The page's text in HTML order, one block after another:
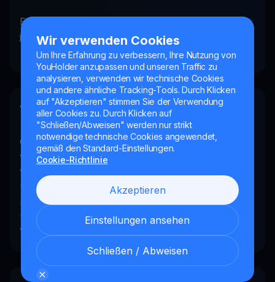
Wir verwenden Cookies
Um Ihre Erfahrung zu verbessern, Ihre Nutzung von
YouHolder anzupassen und unseren Traffic zu
analysieren, verwenden wir technische Cookies
und andere ähnliche Tracking-Tools. Durch Klicken
auf "Akzeptieren" stimmen Sie der Verwendung
aller Cookies zu. Durch Klicken auf
"Schließen/Abweisen" werden nur strikt
notwendige technische Cookies angewendet,
gemäß den Standard-Einstellungen.
Cookie-Richtlinie
Akzeptieren
Einstellungen ansehen
Schließen / Abweisen
Es gibt keine Mindesteinzahlung. Sie können für
jeden Kryptobetrag Zinsen erhalten. Mehr Assets
= mehr Zinsen.
Wie oft ändern sich die Zinssätze?
Obwohl die Zinssätze von Zeit zu Zeit aufgrund
von Marktschwankungen angepasst werden, sind
wir bestrebt, branchenführende Zinssätze für
unsere Nutzer beizubehalten, damit diese ein
passives Einkommen erzielen können. Wir
überprüfen die Konditionen regelmäßig, um
wettbewerbsfähige Renditen zu gewährleisten.